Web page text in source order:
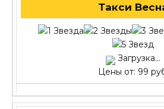
Такси
Загрузка...
Цены от: 99